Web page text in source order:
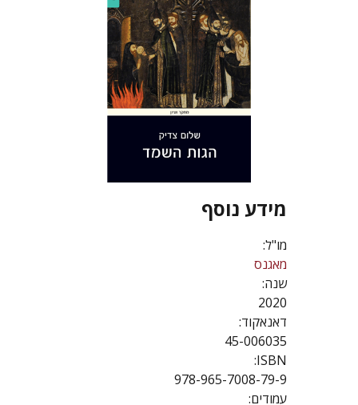
מידע נוסף
מו"ל:
מאגנס
שנה:
2020
דאנאקוד:
45-006035
ISBN:
978-965-7008-79-9
עמודים: